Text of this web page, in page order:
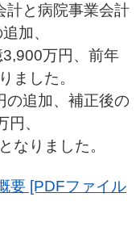
計と病院事業会計
加、
万円、前年
ました。
の追加、補正後の
、
なりました。
要 [PDFファイル